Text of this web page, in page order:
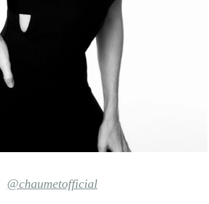
@chaumetofficial